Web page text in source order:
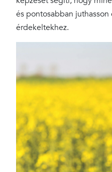
és pontosabban
érdekeltekhez.